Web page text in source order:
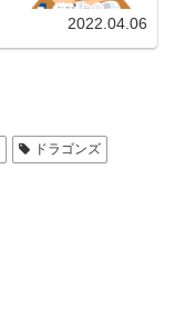
2022.04.06
ドラゴンズ